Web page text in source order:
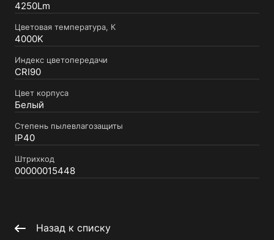
4250Lm
Цветовая температура, К
4000K
Индекс цветопередачи
CRI90
Цвет корпуса
Белый
Степень пылевлагозащиты
IP40
Штрихкод
00000015448
Назад к списку